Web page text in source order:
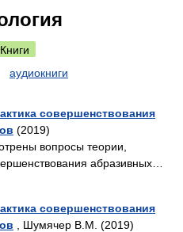
Книги
аудиокниги
совершенствования
(2019)
вопросы теории,
абразивных…
совершенствования
, Шумячер В.М. (2019)